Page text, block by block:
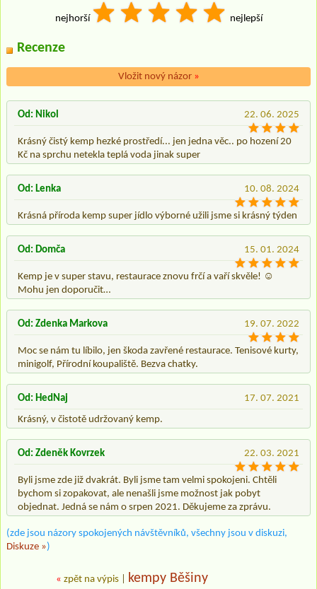
nejhorší nejlepší
Recenze
Vložit nový názor »
22. 06. 2025
Od: Nikol
Krásný čistý kemp hezké prostředí... jen jedna věc.. po hození 20
Kč na sprchu netekla teplá voda jinak super
10. 08. 2024
Od: Lenka
Krásná příroda kemp super jídlo výborné užili jsme si krásný týden
15. 01. 2024
Od: Domča
Kemp je v super stavu, restaurace znovu frčí a vaří skvěle! ☺️
Mohu jen doporučit…
19. 07. 2022
Od: Zdenka Markova
Moc se nám tu líbilo, jen škoda zavřené restaurace. Tenisové kurty,
minigolf, Přírodní koupaliště. Bezva chatky.
17. 07. 2021
Od: HedNaj
Krásný, v čistotě udržovaný kemp.
22. 03. 2021
Od: Zdeněk Kovrzek
Byli jsme zde již dvakrát. Byli jsme tam velmi spokojeni. Chtěli
bychom si zopakovat, ale nenašli jsme možnost jak pobyt
objednat. Jedná se nám o srpen 2021. Děkujeme za zprávu.
(zde jsou názory spokojených návštěvníků, všechny jsou v diskuzi,
Diskuze »)
« zpět na výpis kempy Běšiny